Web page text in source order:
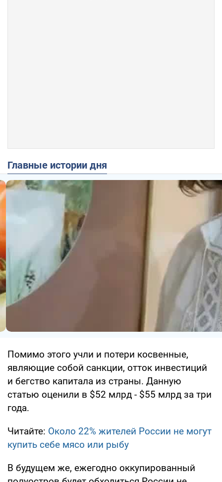
Главные истории дня
Помимо этого учли и потери косвенные,
являющие собой санкции, отток инвестиций
и бегство капитала из страны. Данную
статью оценили в $52 млрд - $55 млрд за три
года.
Читайте: Около 22% жителей России не могут
купить себе мясо или рыбу
В будущем же, ежегодно оккупированный